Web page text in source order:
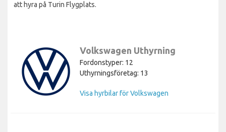
att hyra på Turin Flygplats.
Volkswagen Uthyrning
Fordonstyper: 12
Uthyrningsföretag: 13
Visa hyrbilar för Volkswagen